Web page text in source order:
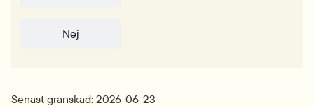
Nej
Senast granskad: 2026-06-23